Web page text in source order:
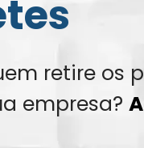
retire os
empresa?